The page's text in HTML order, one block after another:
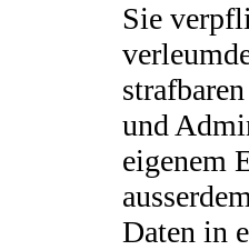
Sie
und
eigenem
Daten in